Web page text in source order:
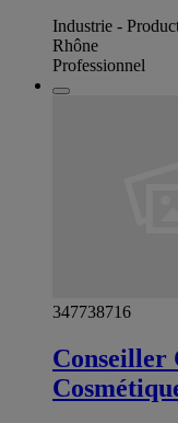
Industrie -
Rhône
Professionnel
347738716
Conseiller